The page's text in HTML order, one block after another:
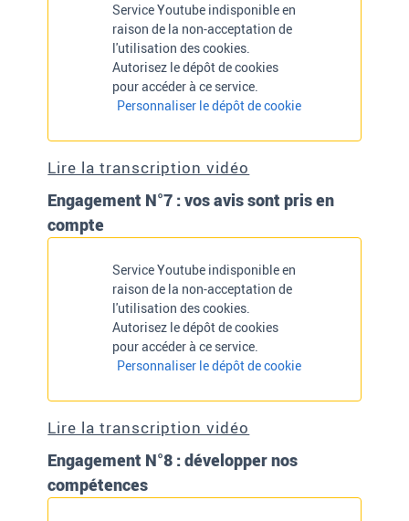
Service Youtube indisponible en
raison de la non-acceptation de
l'utilisation des cookies.
Autorisez le dépôt de cookies
pour accéder à ce service.
Personnaliser le dépôt de cookie
Lire la transcription vidéo
Engagement N°7 : vos avis sont pris en
compte
Service Youtube indisponible en
raison de la non-acceptation de
l'utilisation des cookies.
Autorisez le dépôt de cookies
pour accéder à ce service.
Personnaliser le dépôt de cookie
Lire la transcription vidéo
Engagement N°8 : développer nos
compétences